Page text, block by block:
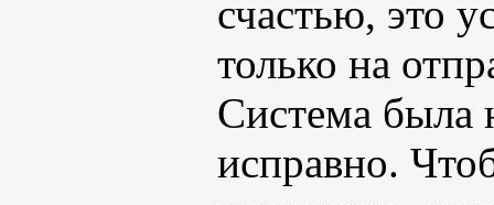
счастью, это
только на
Система была
исправно.